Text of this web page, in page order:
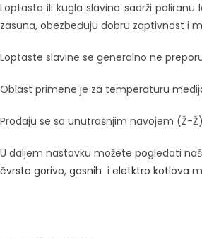
Loptasta ili kugla slavina sadrži
zasuna, obezbeđuju dobru zaptivnost i
Loptaste slavine se generalno ne
Oblast primene je za temperaturu
Prodaju se sa unutrašnjim navojem (Ž-
U daljem nastavku možete pogledati
čvrsto gorivo, gasnih i eletktro kotlova